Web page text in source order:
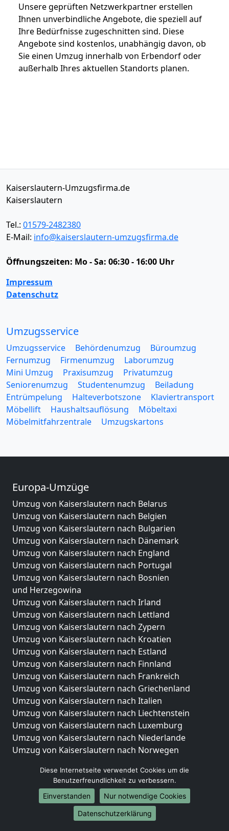
Unsere geprüften Netzwerkpartner erstellen
Ihnen unverbindliche Angebote, die speziell auf
Ihre Bedürfnisse zugeschnitten sind. Diese
Angebote sind kostenlos, unabhängig davon, ob
Sie einen Umzug innerhalb von Erbendorf oder
außerhalb Ihres aktuellen Standorts planen.
Kaiserslautern-Umzugsfirma.de
Kaiserslautern
Tel.: 01579-2482380
E-Mail: info@kaiserslautern-umzugsfirma.de
Öffnungszeiten: Mo - Sa: 06:30 - 16:00 Uhr
Impressum
Datenschutz
Umzugsservice
Umzugsservice Behördenumzug
Büroumzug
Fernumzug
Firmenumzug
Laborumzug
Mini Umzug
Praxisumzug
Privatumzug
Seniorenumzug
Studentenumzug
Beiladung
Entrümpelung
Halteverbotszone
Klaviertransport
Möbellift
Haushaltsauflösung
Möbeltaxi
Möbelmitfahrzentrale
Umzugskartons
Europa-Umzüge
Umzug von Kaiserslautern nach Belarus
Umzug von Kaiserslautern nach Belgien
Umzug von Kaiserslautern nach Bulgarien
Umzug von Kaiserslautern nach Dänemark
Umzug von Kaiserslautern nach England
Umzug von Kaiserslautern nach Portugal
Umzug von Kaiserslautern nach Bosnien
und Herzegowina
Umzug von Kaiserslautern nach Irland
Umzug von Kaiserslautern nach Lettland
Umzug von Kaiserslautern nach Zypern
Umzug von Kaiserslautern nach Kroatien
Umzug von Kaiserslautern nach Estland
Umzug von Kaiserslautern nach Finnland
Umzug von Kaiserslautern nach Frankreich
Umzug von Kaiserslautern nach Griechenland
Umzug von Kaiserslautern nach Italien
Umzug von Kaiserslautern nach Liechtenstein
Umzug von Kaiserslautern nach Luxemburg
Umzug von Kaiserslautern nach Niederlande
Umzug von Kaiserslautern nach Norwegen
Umzüge-Deutschlandweit
Umzug von Kaiserslautern nach Berlin
Umzug von Kaiserslautern nach Hamburg
Umzug von Kaiserslautern nach München
Umzug von Kaiserslautern nach Köln
Diese Internetseite verwendet Cookies um die
Benutzerfreundlichkeit zu verbessern.
Einverstanden
Nur notwendige Cookies
Datenschutzerklärung